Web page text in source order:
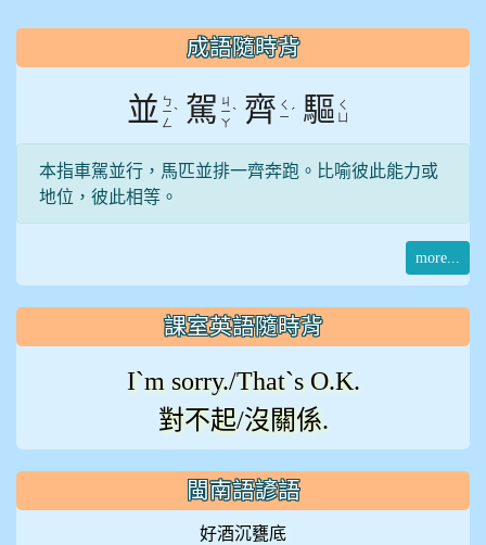
::: 成語隨時背
並 ㄅ
ㄧ
ㄥ
ˋ 駕 ㄐ
ㄧ
ㄚ
ˋ 齊 ㄑ
ㄧ ˊ 驅 ㄑ
本指車駕並行，馬匹並排一齊奔跑。比喻彼此能力或
地位，彼此相等。
more...
課室英語隨時背
I`m sorry./That`s O.K.
對不起/沒關係.
閩南語諺語
好酒沉甕底